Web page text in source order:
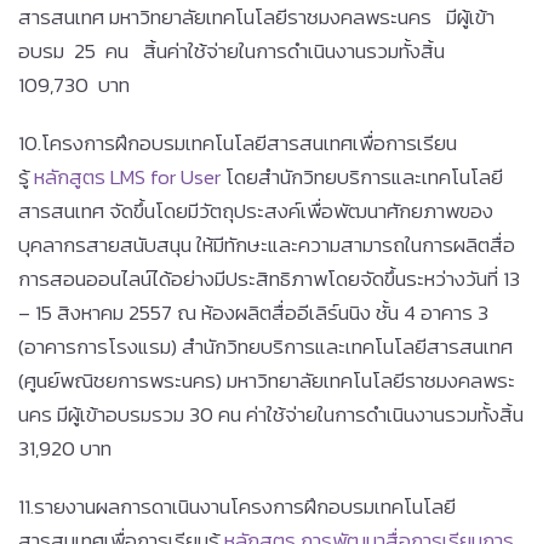
สารสนเทศ มหาวิทยาลัยเทคโนโลยีราชมงคลพระนคร มีผู้เข้า
อบรม 25 คน สิ้นค่าใช้จ่ายในการดำเนินงานรวมทั้งสิ้น
109,730 บาท
10.โครงการฝึกอบรมเทคโนโลยีสารสนเทศเพื่อการเรียน
รู้หลักสูตร LMS for Userโดยสำนักวิทยบริการและเทคโนโลยี
สารสนเทศ จัดขึ้นโดยมีวัตถุประสงค์เพื่อพัฒนาศักยภาพของ
บุคลากรสายสนับสนุน ให้มีทักษะและความสามารถในการผลิตสื่อ
การสอนออนไลน์ได้อย่างมีประสิทธิภาพโดยจัดขึ้นระหว่างวันที่ 13
– 15 สิงหาคม 2557 ณ ห้องผลิตสื่ออีเลิร์นนิง ชั้น 4 อาคาร 3
(อาคารการโรงแรม) สำนักวิทยบริการและเทคโนโลยีสารสนเทศ
(ศูนย์พณิชยการพระนคร) มหาวิทยาลัยเทคโนโลยีราชมงคลพระ
นคร มีผู้เข้าอบรมรวม 30 คน ค่าใช้จ่ายในการดำเนินงานรวมทั้งสิ้น
31,920 บาท
11.รายงานผลการดาเนินงานโครงการฝึกอบรมเทคโนโลยี